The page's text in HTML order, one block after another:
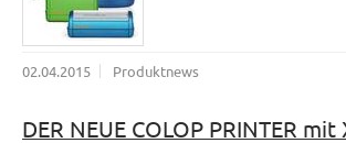
02.04.2015 Produktnews
DER NEUE COLOP PRINTER